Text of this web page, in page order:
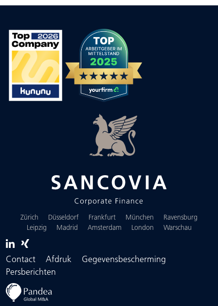
Zürich Düsseldorf Frankfurt München
Ravensburg
Leipzig
Madrid Amsterdam London Warschau
Contact Afdruk
Gegevensbescherming
Persberichten